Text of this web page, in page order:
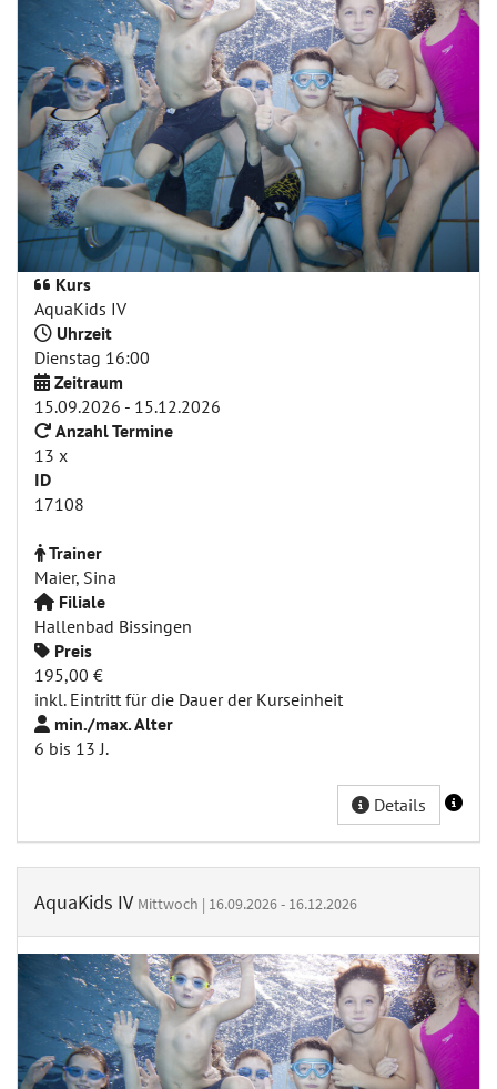
Kurs
AquaKids IV
Uhrzeit
Dienstag 16:00
Zeitraum
15.09.2026 - 15.12.2026
Anzahl Termine
13 x
ID
17108
Trainer
Maier, Sina
Filiale
Hallenbad Bissingen
Preis
195,00 €
inkl. Eintritt für die Dauer der Kurseinheit
min./max. Alter
6 bis 13 J.
Details
AquaKids IV Mittwoch | 16.09.2026 - 16.12.2026